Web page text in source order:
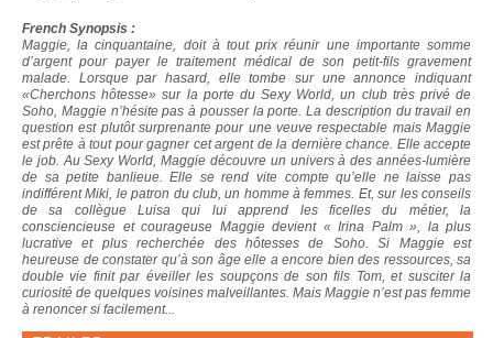
French Synopsis :
Maggie, la cinquantaine, doit à tout prix réunir une importante somme
d’argent pour payer le traitement médical de son petit-fils gravement
malade. Lorsque par hasard, elle tombe sur une annonce indiquant
«Cherchons hôtesse» sur la porte du Sexy World, un club très privé de
Soho, Maggie n’hésite pas à pousser la porte. La description du travail en
question est plutôt surprenante pour une veuve respectable mais Maggie
est prête à tout pour gagner cet argent de la dernière chance. Elle accepte
le job. Au Sexy World, Maggie découvre un univers à des années-lumière
de sa petite banlieue. Elle se rend vite compte qu’elle ne laisse pas
indifférent Miki, le patron du club, un homme à femmes. Et, sur les conseils
de sa collègue Luisa qui lui apprend les ficelles du métier, la
consciencieuse et courageuse Maggie devient « Irina Palm », la plus
lucrative et plus recherchée des hôtesses de Soho. Si Maggie est
heureuse de constater qu’à son âge elle a encore bien des ressources, sa
double vie finit par éveiller les soupçons de son fils Tom, et susciter la
curiosité de quelques voisines malveillantes. Mais Maggie n’est pas femme
à renoncer si facilement...